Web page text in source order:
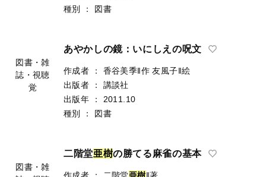
種別
： 図書
図書・雑
誌・視聴
覚
あやかしの鏡：いにしえの呪文
作成者 ： 香谷美季‖作 友風子‖絵
出版者
：
講談社
出版年
：
2011.10
種別
： 図書
図書・雑
二階堂亜樹の勝てる麻雀の基本
作成者 ： 二階堂亜樹‖著